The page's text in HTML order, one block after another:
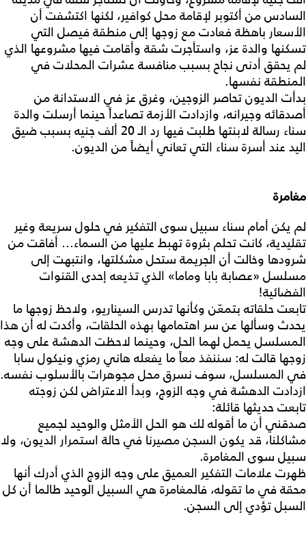
السادس من أكتوبر لإقامة محل كوافير، لكنها اكتشفت أن
الأسعار باهظة فعادت مع زوجها إلى منطقة فيصل التي
تسكنها والدة عز، واستأجرت شقة وأقامت فيها مشروعها الذي
لم يحقق أدنى نجاح بسبب منافسة عشرات المحلات في
المنطقة نفسها.
بدأت الديون تحاصر الزوجين، وغرق عز في الاستدانة من
أصدقائه وجيرانه، وازدادت الأزمة تصاعداً حينما أرسلت والدة
سناء رسالة لابنتها طلبت فيها رد الـ 20 ألف جنيه بسبب ضيق
اليد عند أسرة سناء التي تعاني أيضاً من الديون.
مغامرة
لم يكن أمام سناء سبيل سوى التفكير في حلول سريعة وغير
تقليدية، كانت تحلم بثروة تهبط عليها من السماء... أفاقت من
شرودها وخالت أن الجريمة ستحل مشكلتها، وانتبهت إلى
مسلسل «عصابة بابا وماما» الذي تذيعه إحدى القنوات
الفضائية!
تابعت حلقاته بتمعّن وكأنها تدرس السيناريو، ولاحظ زوجها ما
يحدث وسألها عن سر اهتمامها بهذه الحلقات، وأكدت له أن هذا
المسلسل يحمل لهما الحل، وحينما لاحظت الدهشة على وجه
زوجها قالت له: سننفذ معاً ما يفعله هاني رمزي ونيكول سابا
في المسلسل، سوف نسرق محل مجوهرات بالأسلوب نفسه.
ازدادت الدهشة في وجه الزوج، وبدأ الاعتراض لكن زوجته
تابعت حديثها قائلة:
صدقني أن ما أقوله لك هو الحل الأمثل والوحيد لجميع
مشاكلنا، قد يكون السجن مصيرنا في حالة استمرار الديون، ولا
سبيل سوى المغامرة.
ظهرت علامات التفكير العميق على وجه الزوج الذي أدرك أنها
محقة في ما تقوله، فالمغامرة هي السبيل الوحيد طالما أن كل
السبل تؤدي إلى السجن.